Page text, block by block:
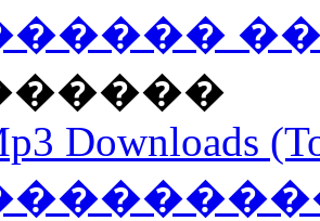
Downloads